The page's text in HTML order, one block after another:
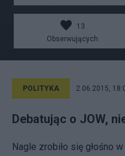
13
Obserwujących
POLITYKA 2.06.2015,
Debatując o JOW,
Nagle zrobiło się głośno